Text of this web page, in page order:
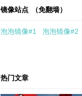
镜像站点 （免翻墙）
泡泡镜像#1 泡泡镜像#2
热门文章